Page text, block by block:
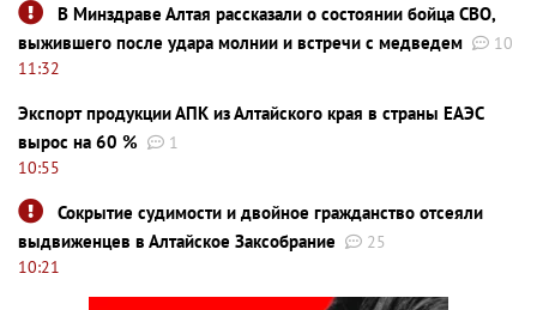
В Минздраве Алтая рассказали о состоянии бойца СВО,
выжившего после удара молнии и встречи с медведем
10
11:32
Экспорт продукции АПК из Алтайского края в страны ЕАЭС
вырос на 60 %
1
10:55
Сокрытие судимости и двойное гражданство отсеяли
выдвиженцев в Алтайское Заксобрание
25
10:21